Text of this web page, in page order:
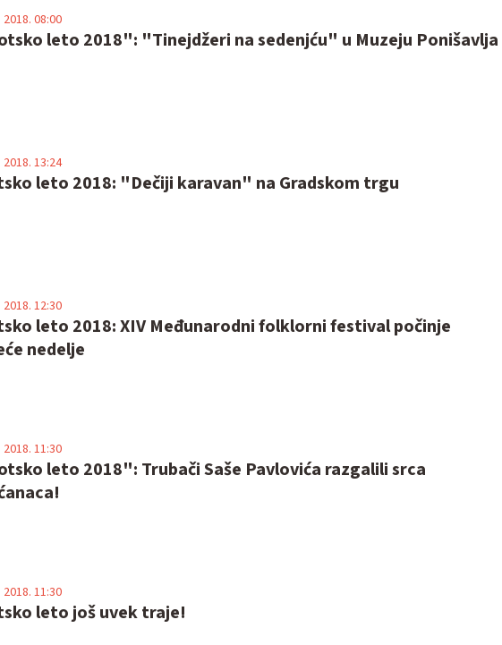
leto 2018": "Tinejdžeri na sedenjću" u Muzeju Ponišavlja
08:00
leto 2018: "Dečiji karavan" na Gradskom trgu
13:24
leto 2018: XIV Međunarodni folklorni festival počinje
nedelje
12:30
leto 2018": Trubači Saše Pavlovića razgalili srca
11:30
leto još uvek traje!
11:30